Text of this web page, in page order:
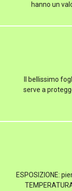
hanno un
Il bellissimo
serve a
ESPOSIZIONE: